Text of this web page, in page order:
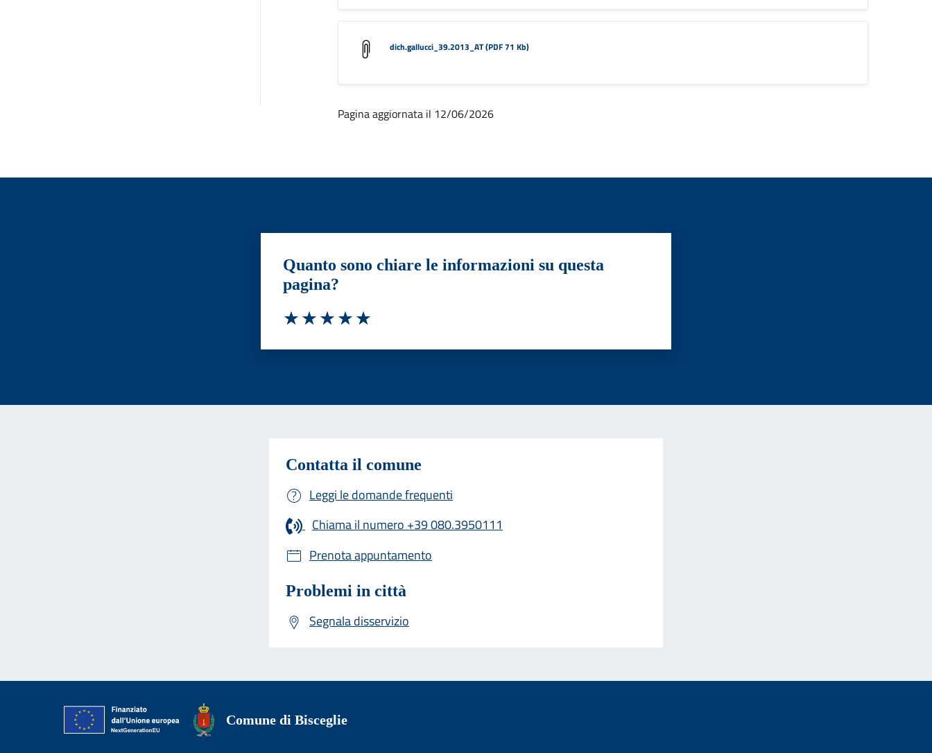
dich.gallucci_39.2013_AT (PDF 71 Kb)
Pagina aggiornata il 12/06/2026
Quanto sono chiare le informazioni su questa
pagina?
Contatta il comune
Leggi le domande frequenti
Chiama il numero +39 080.3950111
Prenota appuntamento
Problemi in città
Segnala disservizio
Comune di Bisceglie